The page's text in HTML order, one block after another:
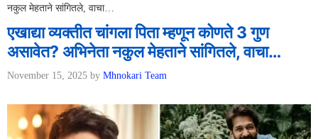
नकुल मेहताने सांगितले, वाचा…
एखाद्या व्यक्तीत चांगला पिता म्हणून कोणते 3 गुण
असावेत? अभिनेता नकुल मेहताने सांगितले, वाचा…
November 15, 2025 by Mhnokari Team